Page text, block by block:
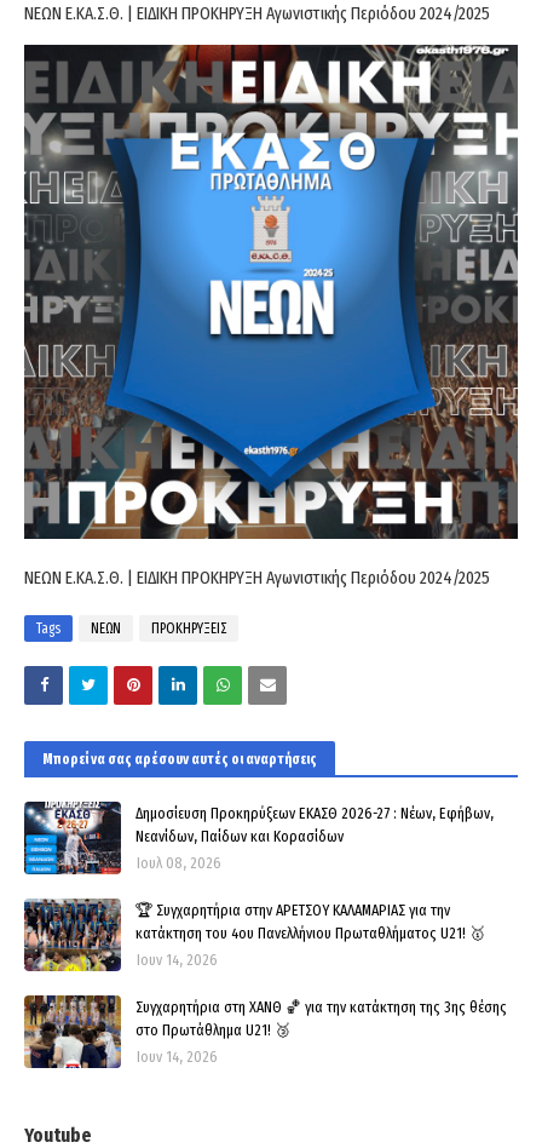
ΝΕΩΝ Ε.ΚΑ.Σ.Θ. | ΕΙΔΙΚΗ ΠΡΟΚΗΡΥΞΗ Αγωνιστικής Περιόδου 2024/2025
ΝΕΩΝ Ε.ΚΑ.Σ.Θ. | ΕΙΔΙΚΗ ΠΡΟΚΗΡΥΞΗ Αγωνιστικής Περιόδου 2024/2025
Tags ΝΕΩΝ ΠΡΟΚΗΡΥΞΕΙΣ
Μπορεί να σας αρέσουν αυτές οι αναρτήσεις
Δημοσίευση Προκηρύξεων ΕΚΑΣΘ 2026-27 : Νέων, Εφήβων,
Νεανίδων, Παίδων και Κορασίδων
Ιουλ 08, 2026
🏆 Συγχαρητήρια στην ΑΡΕΤΣΟΥ ΚΑΛΑΜΑΡΙΑΣ για την
κατάκτηση του 4ου Πανελλήνιου Πρωταθλήματος U21! 🥇
Ιουν 14, 2026
Συγχαρητήρια στη ΧΑΝΘ 🏀 για την κατάκτηση της 3ης θέσης
στο Πρωτάθλημα U21! 🥉
Ιουν 14, 2026
Youtube